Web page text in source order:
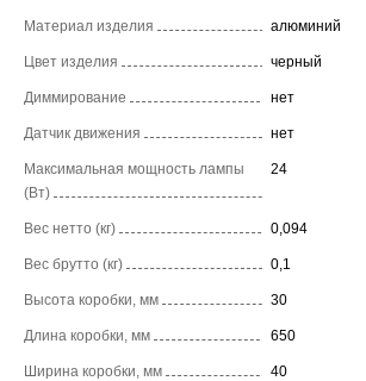
Материал изделия алюминий
Цвет изделия черный
Диммирование нет
Датчик движения нет
Максимальная мощность лампы
(Вт)
24
Вес нетто (кг) 0,094
Вес брутто (кг) 0,1
Высота коробки, мм 30
Длина коробки, мм 650
Ширина коробки, мм 40